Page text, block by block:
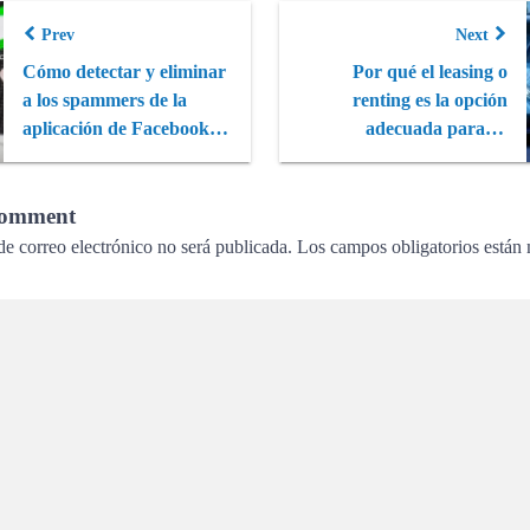
Prev
Cómo detectar y eliminar
a los spammers de la
aplicación de Facebook
Next
Por qué el leasing o
renting es la opción
adecuada para su
correo electrónico no será publicada. Los campos obligatorios están